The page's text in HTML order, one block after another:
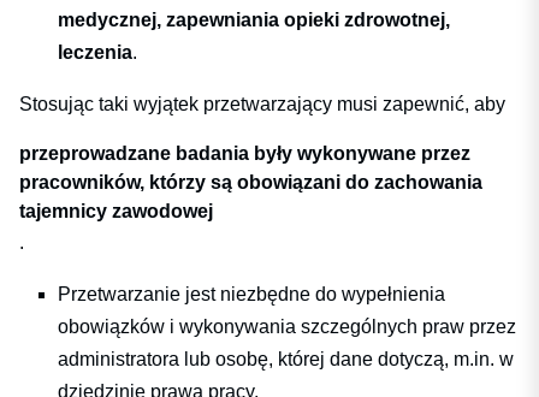
medycznej, zapewniania opieki zdrowotnej,
leczenia.
Stosując taki wyjątek przetwarzający musi zapewnić, aby
przeprowadzane badania były wykonywane przez
pracowników, którzy są obowiązani do zachowania
tajemnicy zawodowej
.
Przetwarzanie jest niezbędne do wypełnienia
obowiązków i wykonywania szczególnych praw przez
administratora lub osobę, której dane dotyczą, m.in. w
dziedzinie prawa pracy.